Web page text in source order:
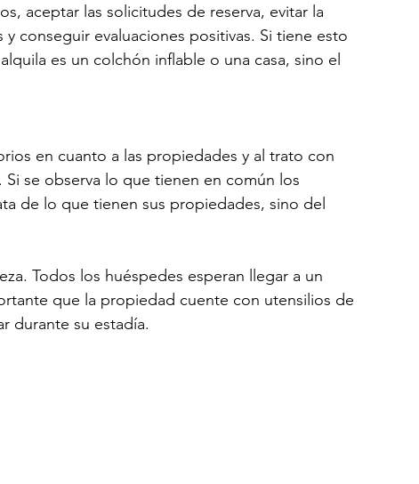
aceptar las solicitudes de reserva, evitar la
conseguir evaluaciones positivas. Si tiene esto
es un colchón inflable o una casa, sino el
en cuanto a las propiedades y al trato con
se observa lo que tienen en común los
de lo que tienen sus propiedades, sino del
Todos los huéspedes esperan llegar a un
que la propiedad cuente con utensilios de
durante su estadía.